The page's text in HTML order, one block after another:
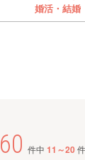
婚活・結婚
60 件中 11～20